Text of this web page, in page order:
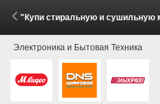
"Купи стиральную и сушильную машины Beko, Hotpoint, Indesit - получи
Электроника и Бытовая Техника